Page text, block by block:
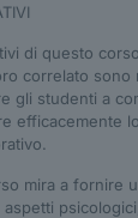
di questo
correlato sono
gli studenti a
efficacemente
mira a fornire